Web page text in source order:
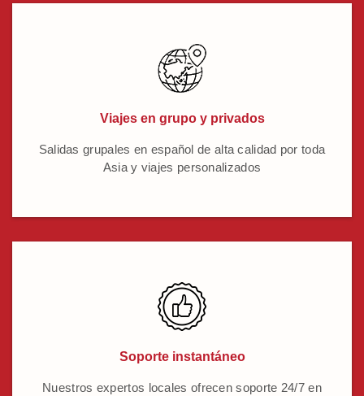
Viajes en grupo y privados
Salidas grupales en español de alta calidad por toda
Asia y viajes personalizados
Soporte instantáneo
Nuestros expertos locales ofrecen soporte 24/7 en